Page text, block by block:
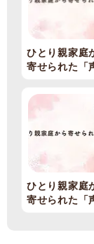
ひとり親家庭
寄せられた「
ひとり親家庭
寄せられた「